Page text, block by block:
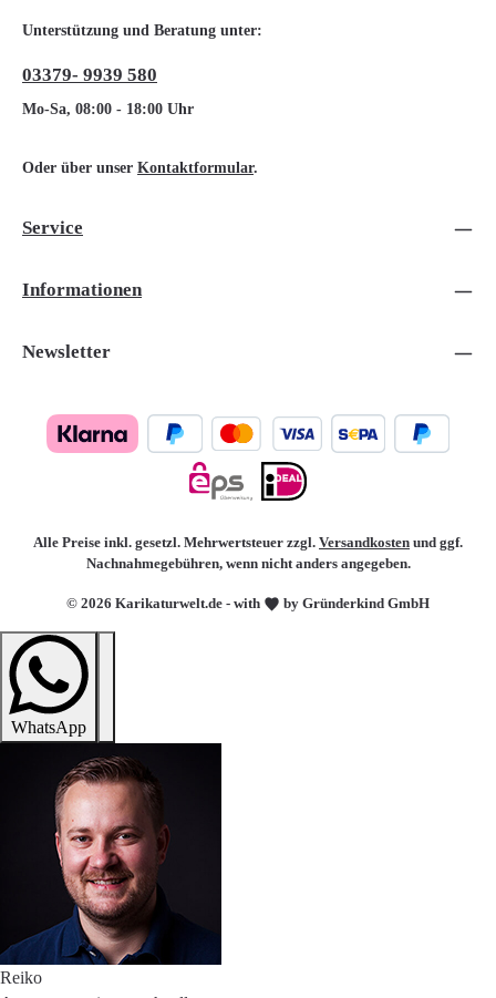
Unterstützung und Beratung unter:
03379- 9939 580
Mo-Sa, 08:00 - 18:00 Uhr
Oder über unser Kontaktformular.
Service
Informationen
Newsletter
© 2026 Karikaturwelt.de - with by Gründerkind GmbH
Alle Preise inkl. gesetzl. Mehrwertsteuer zzgl. Versandkosten und ggf.
Nachnahmegebühren, wenn nicht anders angegeben.
WhatsApp
Reiko